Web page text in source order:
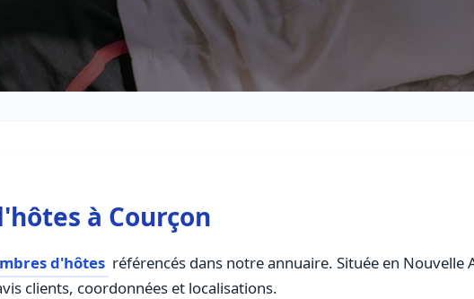
à Courçon
d'hôtes référencés dans notre annuaire. Située en
clients, coordonnées et localisations.